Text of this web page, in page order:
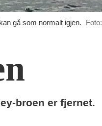
gå som normalt igjen.
Foto:
broen er fjernet.